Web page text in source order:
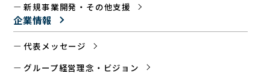
新規事業開発・その他支援
企業情報
代表メッセージ
グループ経営理念・ビジョン